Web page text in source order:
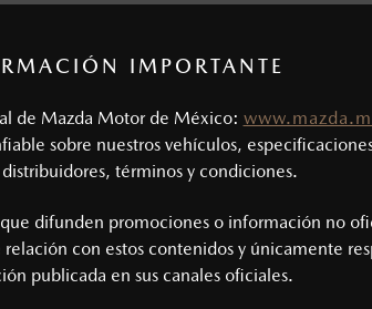
IMPORTANTE
de Mazda Motor de México:
sobre nuestros vehículos,
términos y condiciones.
difunden promociones o información no
con estos contenidos y únicamente
publicada en sus canales oficiales.
DATOS DEL
año